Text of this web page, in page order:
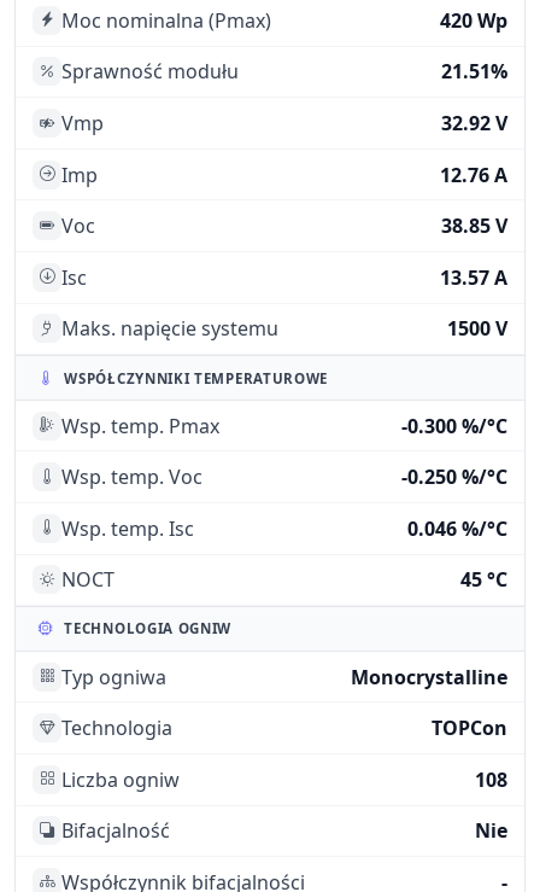
Moc nominalna (Pmax)
420 Wp
Sprawność modułu
21.51%
Vmp
32.92 V
Imp
12.76 A
Voc
38.85 V
Isc
13.57 A
Maks. napięcie systemu
1500 V
WSPÓŁCZYNNIKI TEMPERATUROWE
Wsp. temp. Pmax
-0.300 %/°C
Wsp. temp. Voc
-0.250 %/°C
Wsp. temp. Isc
0.046 %/°C
NOCT
45 °C
TECHNOLOGIA OGNIW
Typ ogniwa
Monocrystalline
Technologia
TOPCon
Liczba ogniw
108
Bifacjalność
Nie
Współczynnik bifacjalności
-